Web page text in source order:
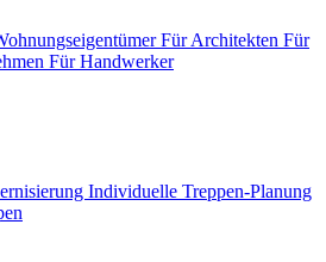
Für Architekten Für
Für Handwerker
Individuelle Treppen-Planung